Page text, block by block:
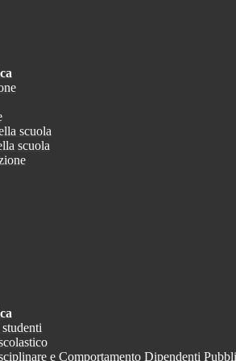
scuola
scuola
e Comportamento Dipendenti